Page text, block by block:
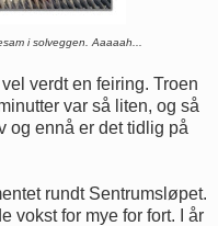
i solveggen. Aaaaah...
verdt en feiring. Troen
var så liten, og så
og ennå er det tidlig på
rundt Sentrumsløpet.
vokst for mye for fort. I år